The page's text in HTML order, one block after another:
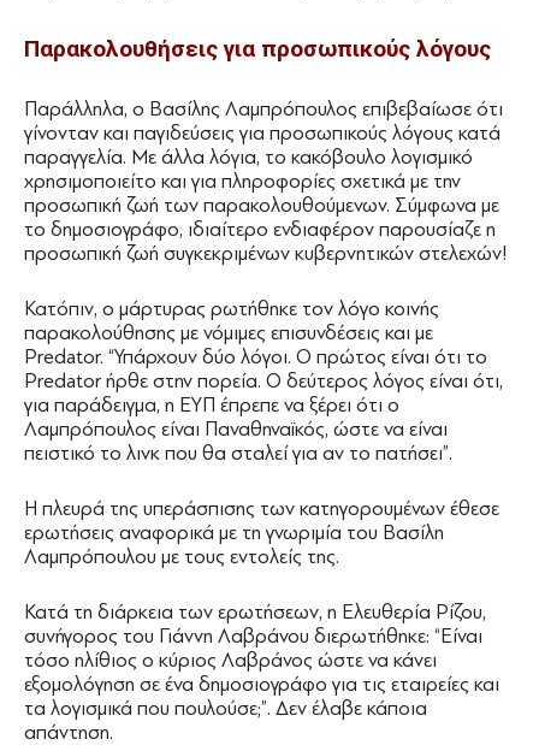
Παρακολουθήσεις για προσωπικούς λόγους
Παράλληλα, ο Βασίλης Λαμπρόπουλος επιβεβαίωσε ότι
γίνονταν και παγιδεύσεις για προσωπικούς λόγους κατά
παραγγελία. Με άλλα λόγια, το κακόβουλο λογισμικό
χρησιμοποιείτο και για πληροφορίες σχετικά με την
προσωπική ζωή των παρακολουθούμενων. Σύμφωνα με
το δημοσιογράφο, ιδιαίτερο ενδιαφέρον παρουσίαζε η
προσωπική ζωή συγκεκριμένων κυβερνητικών στελεχών!
Κατόπιν, ο μάρτυρας ρωτήθηκε τον λόγο κοινής
παρακολούθησης με νόμιμες επισυνδέσεις και με
Predator. “Υπάρχουν δύο λόγοι. Ο πρώτος είναι ότι το
Predator ήρθε στην πορεία. Ο δεύτερος λόγος είναι ότι,
για παράδειγμα, η ΕΥΠ έπρεπε να ξέρει ότι ο
Λαμπρόπουλος είναι Παναθηναϊκός, ώστε να είναι
πειστικό το λινκ που θα σταλεί για αν το πατήσει”.
Η πλευρά της υπεράσπισης των κατηγορουμένων έθεσε
ερωτήσεις αναφορικά με τη γνωριμία του Βασίλη
Λαμπρόπουλου με τους εντολείς της.
Κατά τη διάρκεια των ερωτήσεων, η Ελευθερία Ρίζου,
συνήγορος του Γιάννη Λαβράνου διερωτήθηκε: “Είναι
τόσο ηλίθιος ο κύριος Λαβράνος ώστε να κάνει
εξομολόγηση σε ένα δημοσιογράφο για τις εταιρείες και
τα λογισμικά που πουλούσε;”. Δεν έλαβε κάποια
απάντηση.